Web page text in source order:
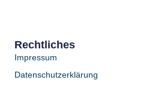
Rechtliches
Impressum
Datenschutzerklärung